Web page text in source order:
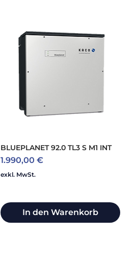
BLUEPLANET 92.0 TL3 S M1 INT
Preis
1.990,00 €
exkl. MwSt.
In den Warenkorb